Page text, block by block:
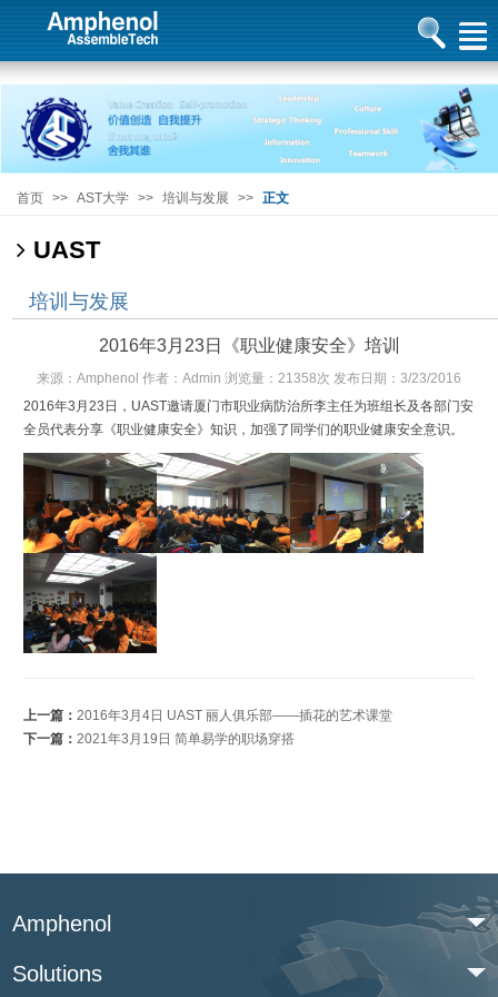
首页 >> AST大学 >> 培训与发展 >> 正文
UAST
培训与发展
2016年3月23日《职业健康安全》培训
来源：Amphenol 作者：Admin 浏览量：21358次 发布日期：3/23/2016
2016年3月23日，UAST邀请厦门市职业病防治所李主任为班组长及各部门安
全员代表分享《职业健康安全》知识，加强了同学们的职业健康安全意识。
上一篇： 2016年3月4日 UAST 丽人俱乐部——插花的艺术课堂
下一篇： 2021年3月19日 简单易学的职场穿搭
Amphenol
Solutions